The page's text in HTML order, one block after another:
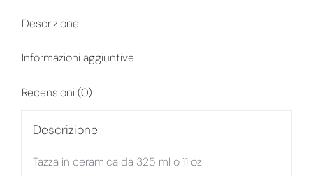
Descrizione
Informazioni aggiuntive
Recensioni (0)
Descrizione
Tazza in ceramica da 325 ml o 11 oz